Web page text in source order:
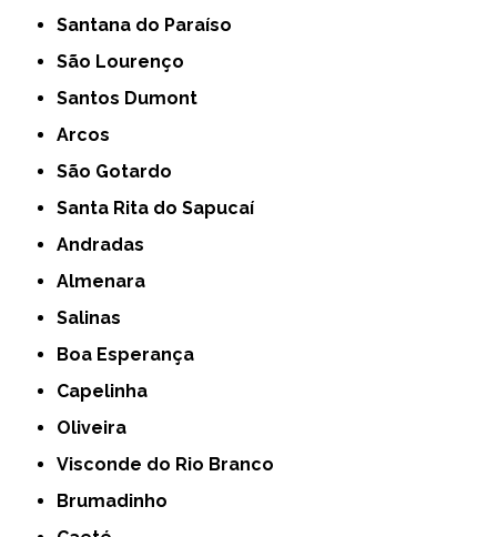
Santana do Paraíso
São Lourenço
Santos Dumont
Arcos
São Gotardo
Santa Rita do Sapucaí
Andradas
Almenara
Salinas
Boa Esperança
Capelinha
Oliveira
Visconde do Rio Branco
Brumadinho